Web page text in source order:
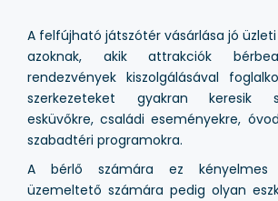
A felfújható játszótér vásárlása jó
azoknak, akik attrakciók
rendezvények kiszolgálásával
szerkezeteket gyakran keresik
esküvőkre, családi eseményekre,
szabadtéri programokra.
A bérlő számára ez kényelmes
üzemeltető számára pedig olyan